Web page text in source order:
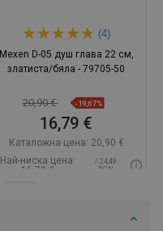
(4)
Mexen D-05 душ глава 22 см,
златиста/бяла - 79705-50
20,90 € -19,67%
16,79 €
Каталожна цена: 20,90 €
Най-ниска цена:
16,79 €
/ 24,49
BGN
Добави в количката